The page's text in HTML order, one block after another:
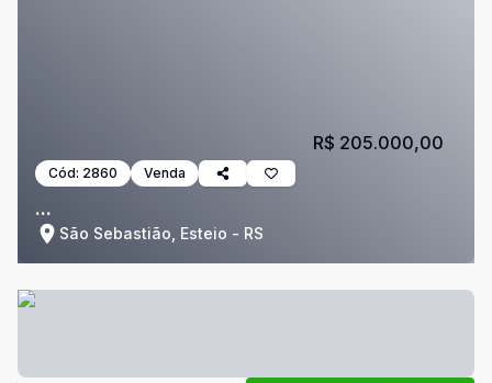
Cód: 2860 Venda
...
São Sebastião, Esteio - RS
R$ 205.000,00